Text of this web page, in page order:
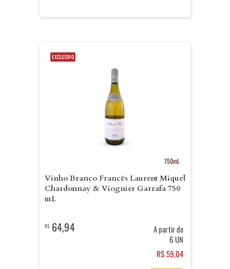
EXCLUSIVO
750mL
Vinho Branco Francês Laurent Miquel
Chardonnay & Viognier Garrafa 750
mL
R$64,94
A partir de
6 UN
R$ 59,04